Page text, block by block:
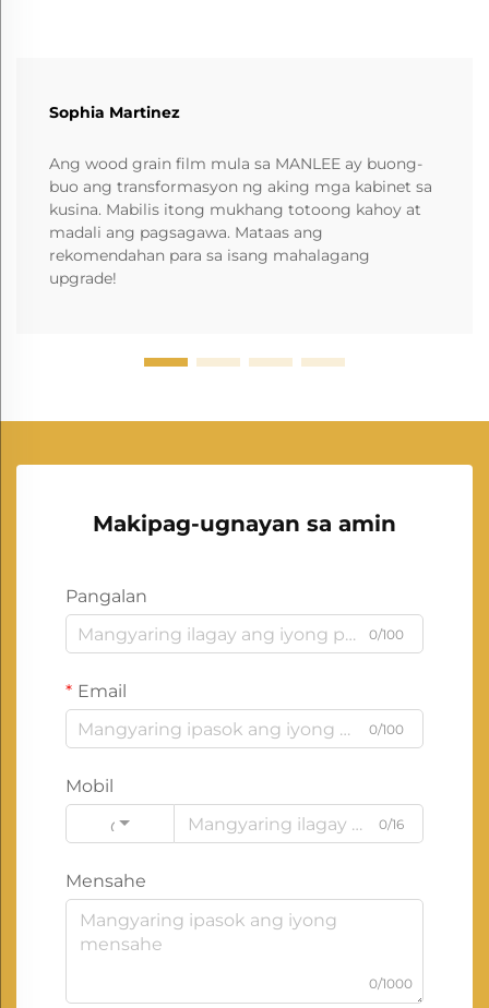
Sophia Martinez
Ang wood grain film mula sa MANLEE ay buong-
buo ang transformasyon ng aking mga kabinet sa
kusina. Mabilis itong mukhang totoong kahoy at
madali ang pagsagawa. Mataas ang
rekomendahan para sa isang mahalagang
upgrade!
Makipag-ugnayan sa amin
Pangalan
0/100
Email
0/100
Mobil
Code
0/16
Mensahe
0/1000